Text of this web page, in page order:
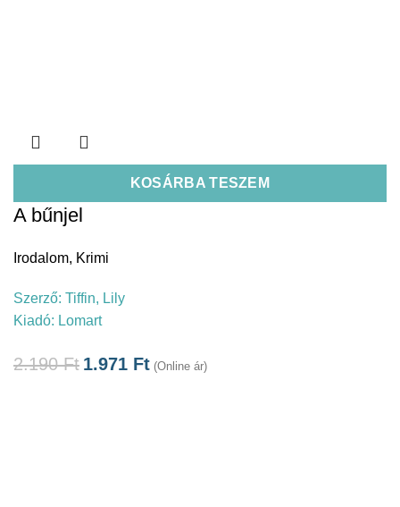
KOSÁRBA TESZEM
A bűnjel
Irodalom, Krimi
Szerző: Tiffin, Lily
Kiadó: Lomart
2.190Ft 1.971 Ft (Online ár)